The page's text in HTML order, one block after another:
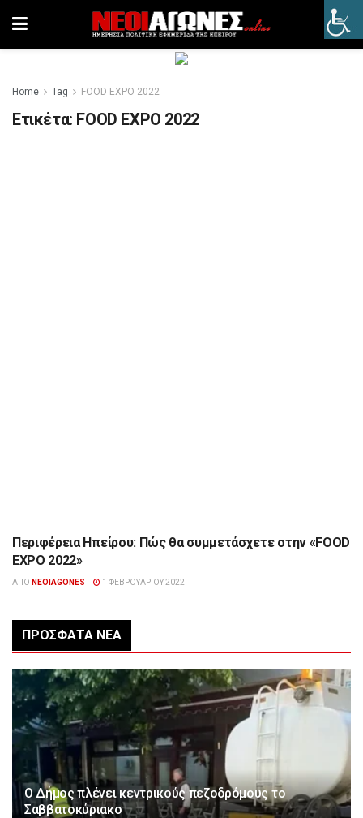
Home Tag FOOD EXPO 2022
Ετικέτα: FOOD EXPO 2022
ΔΙΆΦΟΡΑ
Περιφέρεια Ηπείρου: Πώς θα συμμετάσχετε στην «FOOD
EXPO 2022»
ΑΠΌ NEOIAGONES 1 ΦΕΒΡΟΥΑΡΊΟΥ 2022
ΠΡΌΣΦΑΤΑ ΝΈΑ
Ο Δήμος πλένει κεντρικούς πεζοδρόμους το
Σαββατοκύριακο